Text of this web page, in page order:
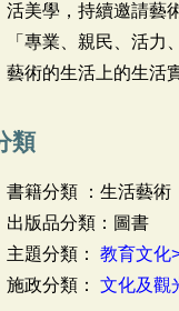
活美學，持續邀請藝
「專業、親民、活
藝術的生活上的生活
類
書籍分類 ：生活藝術
出版品分類：圖書
主題分類： 教育文化
施政分類： 文化及觀